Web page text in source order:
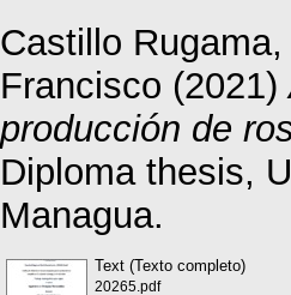
Castillo
Francisco (2021)
producción de
Diploma thesis,
Managua.
Text (Texto completo)
20265.pdf